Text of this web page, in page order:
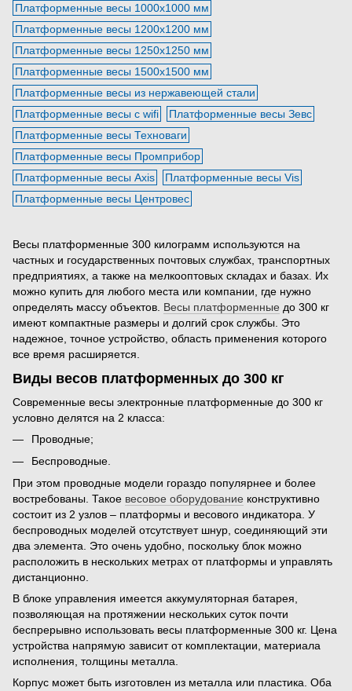
Платформенные весы 1000х1000 мм
Платформенные весы 1200х1200 мм
Платформенные весы 1250х1250 мм
Платформенные весы 1500х1500 мм
Платформенные весы из нержавеющей стали
Платформенные весы с wifi
Платформенные весы Зевс
Платформенные весы Техноваги
Платформенные весы Промприбор
Платформенные весы Axis
Платформенные весы Vis
Платформенные весы Центровес
Весы платформенные 300 килограмм используются на
частных и государственных почтовых службах, транспортных
предприятиях, а также на мелкооптовых складах и базах. Их
можно купить для любого места или компании, где нужно
определять массу объектов. Весы платформенные до 300 кг
имеют компактные размеры и долгий срок службы. Это
надежное, точное устройство, область применения которого
все время расширяется.
Виды весов платформенных до 300 кг
Современные весы электронные платформенные до 300 кг
условно делятся на 2 класса:
Проводные;
Беспроводные.
При этом проводные модели гораздо популярнее и более
востребованы. Такое весовое оборудование конструктивно
состоит из 2 узлов – платформы и весового индикатора. У
беспроводных моделей отсутствует шнур, соединяющий эти
два элемента. Это очень удобно, поскольку блок можно
расположить в нескольких метрах от платформы и управлять
дистанционно.
В блоке управления имеется аккумуляторная батарея,
позволяющая на протяжении нескольких суток почти
беспрерывно использовать весы платформенные 300 кг. Цена
устройства напрямую зависит от комплектации, материала
исполнения, толщины металла.
Корпус может быть изготовлен из металла или пластика. Оба